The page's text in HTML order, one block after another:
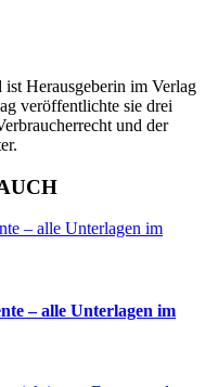
Herausgeberin im Verlag
veröffentlichte sie drei
und der
– alle Unterlagen im